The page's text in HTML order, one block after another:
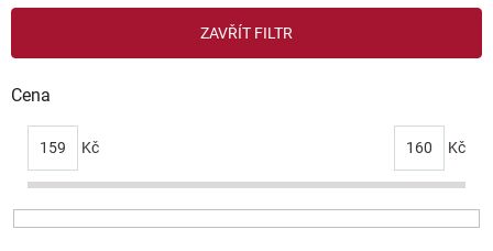
ZAVŘÍT FILTR
Cena
159 Kč 160 Kč
V
p
i
d
u